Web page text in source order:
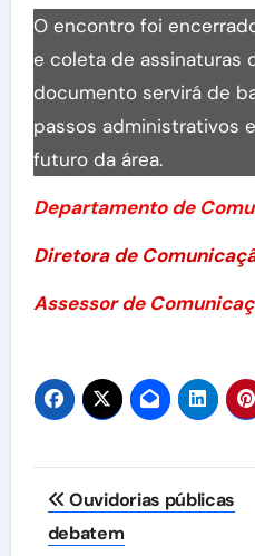
O encontro foi
e coleta de assinaturas
documento servirá de
passos administrativos
futuro da área.
Departamento de
Diretora de
Assessor de
Navegação
de
Ouvidorias públicas
debatem